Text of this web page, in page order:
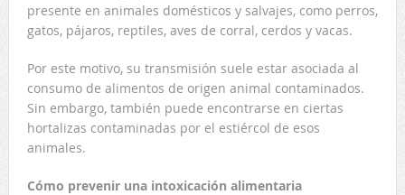
presente en animales domésticos y salvajes, como perros,
gatos, pájaros, reptiles, aves de corral, cerdos y vacas.
Por este motivo, su transmisión suele estar asociada al
consumo de alimentos de origen animal contaminados.
Sin embargo, también puede encontrarse en ciertas
hortalizas contaminadas por el estiércol de esos
animales.
Cómo prevenir una intoxicación alimentaria